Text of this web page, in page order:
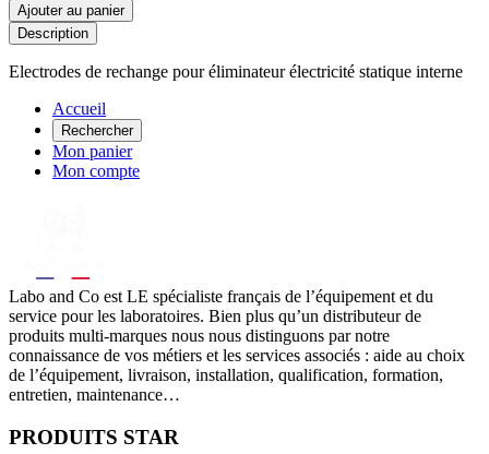
Ajouter au panier
Description
Electrodes de rechange pour éliminateur électricité statique interne
Accueil
Rechercher
Mon panier
Mon compte
Labo and Co est LE spécialiste français de l’équipement et du
service pour les laboratoires. Bien plus qu’un distributeur de
produits multi-marques nous nous distinguons par notre
connaissance de vos métiers et les services associés : aide au choix
de l’équipement, livraison, installation, qualification, formation,
entretien, maintenance…
PRODUITS STAR